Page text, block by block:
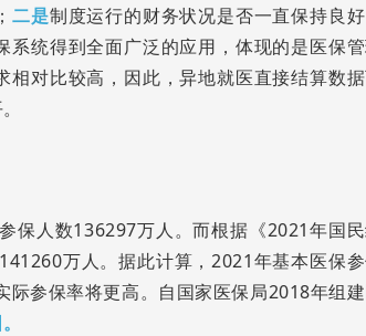
二是制度运行的财务状况是否一直保持良好
系统得到全面广泛的应用，体现的是医保
对比较高，因此，异地就医直接结算数
保人数136297万人。而根据《2021年国
万人。据此计算，2021年基本医保
参保率将更高。自国家医保局2018年组